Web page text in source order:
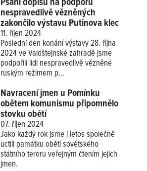
Psaní dopisů na podporu
nespravedlivě vězněných
zakončilo výstavu Putinova klec
11. říjen 2024
Poslední den konání výstavy 28. října
2024 ve Valdštejnské zahradě jsme
podpořili lidi nespravedlivě vězněné
ruským režimem p...
Navracení jmen u Pomínku
obětem komunismu připomnělo
stovku obětí
07. říjen 2024
Jako každý rok jsme i letos společně
uctili památku obětí sovětského
státního teroru veřejným čtením jejich
jmen.